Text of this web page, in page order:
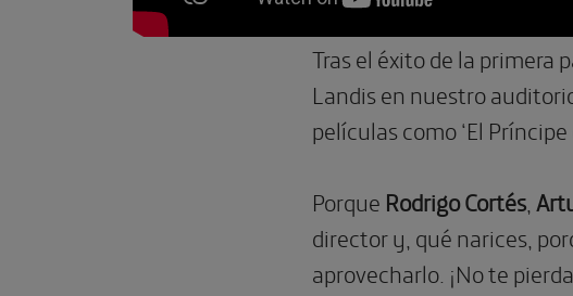
Tras el éxito de la primera
Landis en nuestro
películas como ‘El Príncipe
Porque Rodrigo Cortés
director y, qué narices,
aprovecharlo. ¡No te